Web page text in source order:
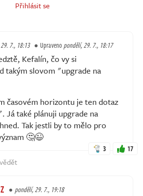
Přihlásit se
7., 18:13 Upravenopondělí, 29. 7., 18:17
Kefalín, čo vy si
takým slovom "upgrade na
časovém horizontu je ten dotaz
Já také plánuji upgrade na
Tak jestli by to mělo pro
🤔😉
3 17
pondělí, 29. 7., 19:18